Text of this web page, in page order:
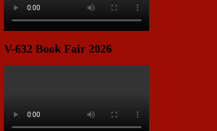
V-632 Book Fair 2026